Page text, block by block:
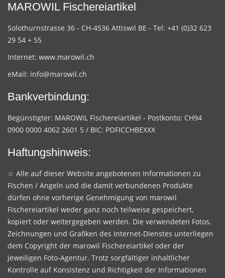
MAROWIL Fischereiartikel
Solothurnstrasse 36 - CH-4536 Attiswil BE - Tel: +41 (0)32 623
29 54 + 55
Internet: www.marowil.ch
eMail: info@marowil.ch
Bankverbindung:
Begünstigter: MAROWIL Fischereiartikel - Postkonto: CH94
0900 0000 4062 2601 5 / BIC: POFICCHBEXXX
Haftungshinweis:
☆ Alle auf dieser Website angebotenen Informationen zu
Fischen / Angeln und die damit verbundenen Produkte
dürfen ohne vorherige Genehmigung von marowil
Fischereiartikel weder ganz noch teilweise gespeichert,
kopiert oder weitergegeben werden. Die verwendeten Fotos,
Zeichnungen und Grafiken des Internet-Dienstes unterliegen
dem Copyright der marowil Fischereiartikel oder der
jeweiligen Foto-Agentur. Trotz sorgfältiger inhaltlicher
Kontrolle auf Konsistenz und Richtigkeit der Informationen